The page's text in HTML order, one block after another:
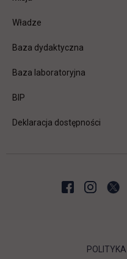
Władze
Baza dydaktyczna
Baza laboratoryjna
BIP
Deklaracja dostępności